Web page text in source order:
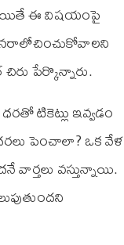
ఈ విషయంపై
పేర్కొన్నారు.
టికెట్లు ఇవ్వడం
పెంచాలా? ఒక వేళ
వస్తున్నాయి.